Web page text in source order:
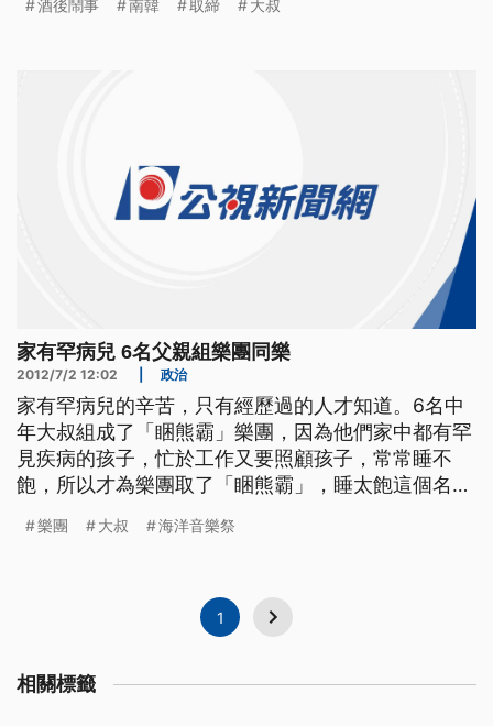
到在地 NS:現場音 女子醉到不省人事 乾脆躺在地上
酒後鬧事 南韓 取締 大叔
家有罕病兒 6名父親組樂團同樂
2012/7/2 12:02 政治
家有罕病兒的辛苦，只有經歷過的人才知道。6名中
年大叔組成了「睏熊霸」樂團，因為他們家中都有罕
見疾病的孩子，忙於工作又要照顧孩子，常常睡不
飽，所以才為樂團取了「睏熊霸」，睡太飽這個名字
力的唱著 仔細看，台上拿麥克風的主唱 沒有帥氣十
樂團 大叔 海洋音樂祭
1
相關標籤